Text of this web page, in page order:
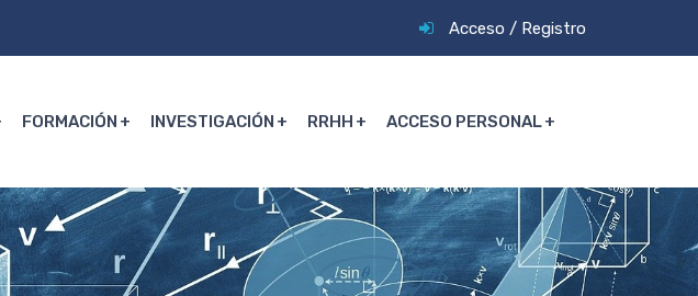
Acceso / Registro
FORMACIÓN INVESTIGACIÓN RRHH ACCESO PERSONAL